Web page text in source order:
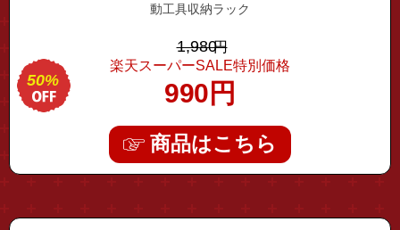
動工具収納ラック
1,980円
楽天スーパーSALE特別価格
990 円
50%
商品はこちら
"hdmi-switch01"